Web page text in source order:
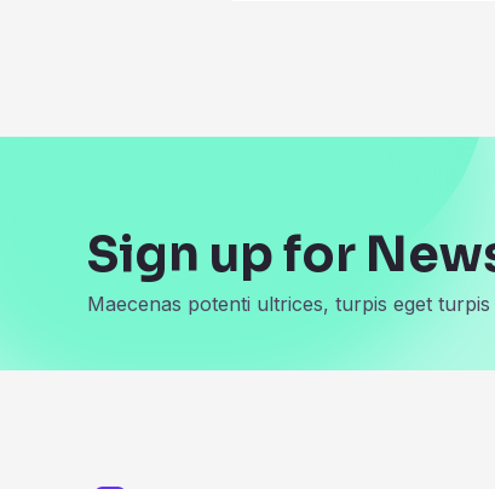
Sign up for
Maecenas potenti ultrices, turpis eget turpis